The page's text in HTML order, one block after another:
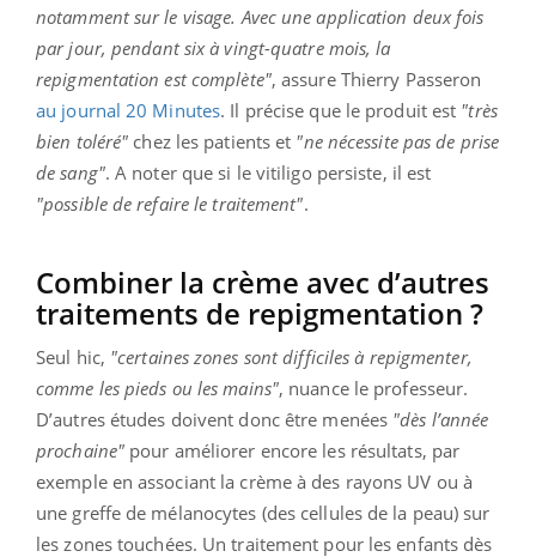
notamment sur le visage. Avec une application deux fois
par jour, pendant six à vingt-quatre mois, la
repigmentation est complète", assure Thierry Passeron
au journal 20 Minutes. Il précise que le produit est "très
bien toléré" chez les patients et "ne nécessite pas de prise
de sang". A noter que si le vitiligo persiste, il est
"possible de refaire le traitement".
Combiner la crème avec d’autres
traitements de repigmentation ?
Seul hic, "certaines zones sont difficiles à repigmenter,
comme les pieds ou les mains", nuance le professeur.
D’autres études doivent donc être menées "dès l’année
prochaine" pour améliorer encore les résultats, par
exemple en associant la crème à des rayons UV ou à
une greffe de mélanocytes (des cellules de la peau) sur
les zones touchées. Un traitement pour les enfants dès